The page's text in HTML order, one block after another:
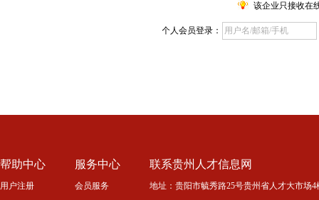
该企业只接收在
个人会员登录：
帮助中心
用户注册
服务中心
会员服务
联系贵州人才信息网
地址：贵阳市毓秀路25号贵州省人才大市场